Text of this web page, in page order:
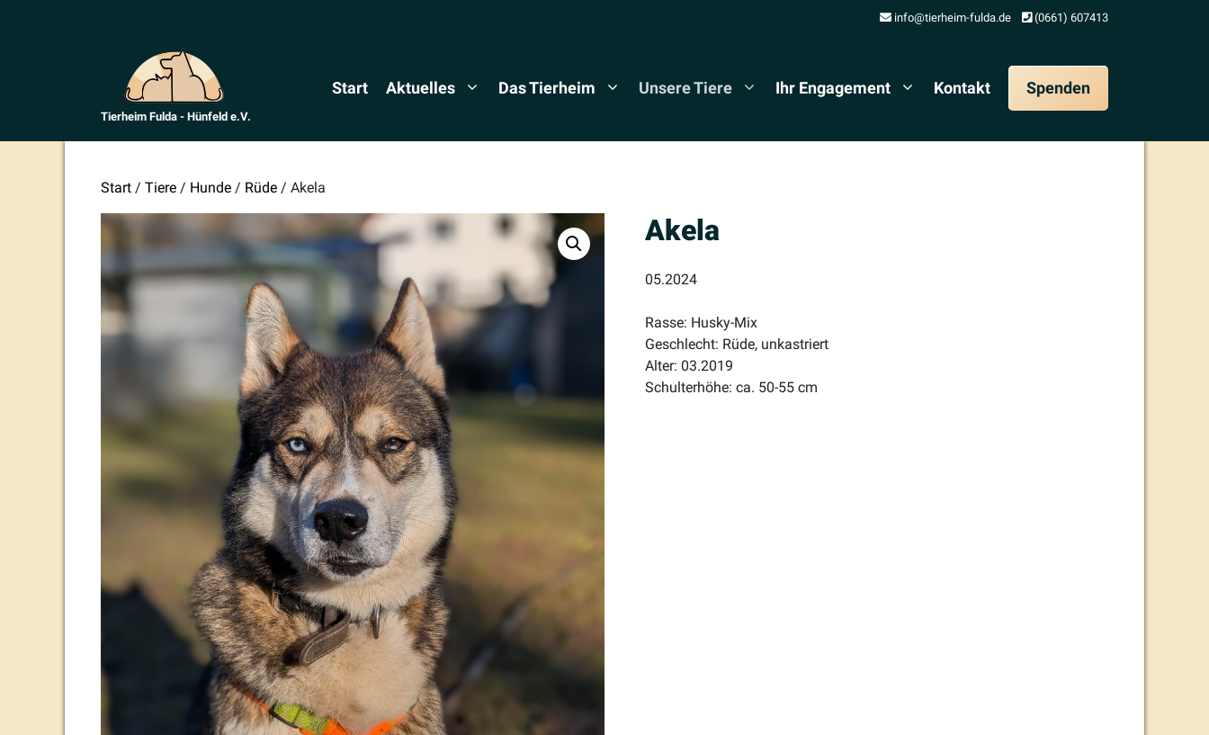
info@tierheim-fulda.de (0661) 607413
Tierheim Fulda - Hünfeld e.V.
Start Aktuelles Das Tierheim Unsere Tiere Ihr Engagement Kontakt Spenden
Start / Tiere / Hunde / Rüde / Akela
Akela
05.2024
Rasse: Husky-Mix
Geschlecht: Rüde, unkastriert
Alter: 03.2019
Schulterhöhe: ca. 50-55 cm